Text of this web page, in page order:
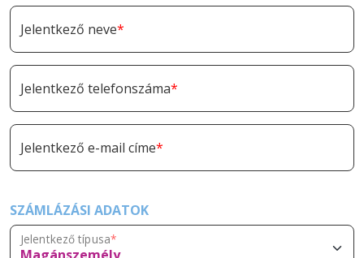
Jelentkező neve
Jelentkező telefonszáma
Jelentkező e-mail címe
SZÁMLÁZÁSI ADATOK
Jelentkező típusa